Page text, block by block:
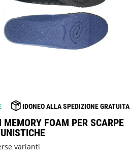
IDONEO ALLA SPEDIZIONE GRATUITA
FOAM PER SCARPE
varianti